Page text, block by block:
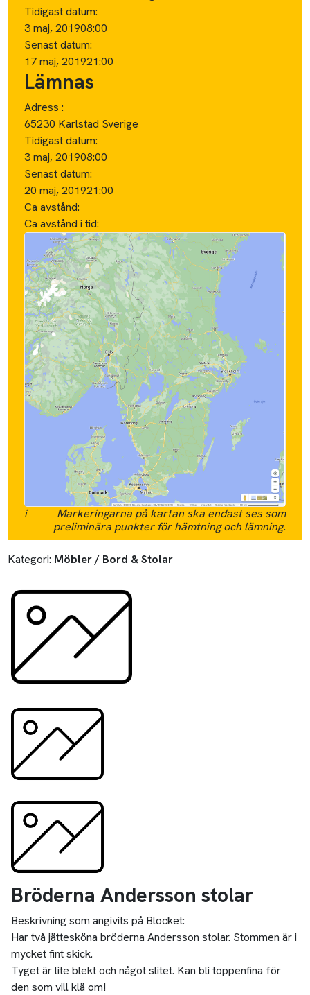
Tidigast datum:
3 maj, 201908:00
Senast datum:
17 maj, 201921:00
Lämnas
Adress :
65230 Karlstad Sverige
Tidigast datum:
3 maj, 201908:00
Senast datum:
20 maj, 201921:00
Ca avstånd:
Ca avstånd i tid:
i
Markeringarna på kartan ska endast ses som
preliminära punkter för hämtning och lämning.
Kategori: Möbler / Bord & Stolar
Bröderna Andersson stolar
Beskrivning som angivits på Blocket:
Har två jättesköna bröderna Andersson stolar. Stommen är i
mycket fint skick.
Tyget är lite blekt och något slitet. Kan bli toppenfina för
den som vill klä om!